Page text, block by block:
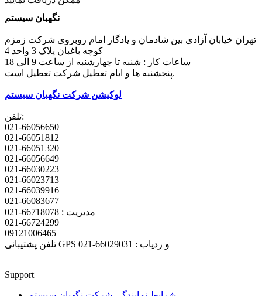
نگهبان سیستم
تهران خیابان آزادی بین شادمان و یادگار امام روبروی شرکت زمزم
کوچه باغبان پلاک 3 واحد 4
پنجشنبه ها و ایام تعطیل شرکت تعطیل است.
لوکیشن شرکت نگهبان سیستم
تلفن:
021-66056650
021-66051812
021-66051320
021-66056649
021-66030223
021-66023713
021-66039916
021-66083677
مدیریت : 66718078-021
021-66724299
09121006465
تلفن پشتیبانی GPS و ردیاب : 66029031-021
Support